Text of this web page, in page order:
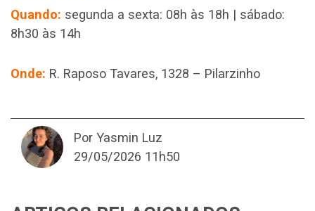
Quando: segunda a sexta: 08h às 18h | sábado:
8h30 às 14h
Onde: R. Raposo Tavares, 1328 – Pilarzinho
Por Yasmin Luz
29/05/2026 11h50